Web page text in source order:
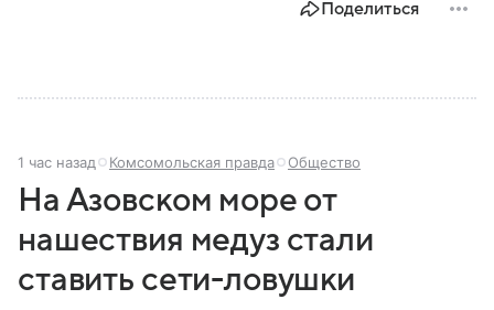
задачи выполняет и какую роль играет вПоделиться
1 час назад Комсомольская правда Общество
На Азовском море от
нашествия медуз стали
ставить сети-ловушки